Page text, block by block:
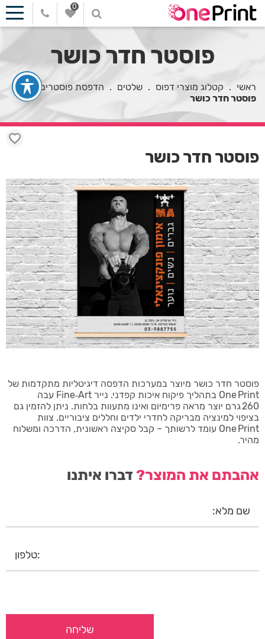
0
פוסטר חדר כושר
ראשי . קטלוג מוצרי דפוס . שלטים . הדפסת פוסטרים .
פוסטר חדר כושר
פוסטר חדר כושר מיוצר במערכות הדפסה דיגיטליות מתקדמות של
One Print בתהליך פיקוח איכות קפדני. נייר Fine‑Art עבה
260 גרם יוצר מראה פרימיום ואינו מתעוות בלחות. ניתן להזמין גם
בציפוי למינציה מבריקה לחדרי ילדים וחללים ציבוריים. צוות
One Print עומד לרשותך – קבל סקיצה ראשונית, הדרכה ומשלוח
מהיר.
אהבתם את המוצר?דברו איתנו
פוסטר חדר כושר